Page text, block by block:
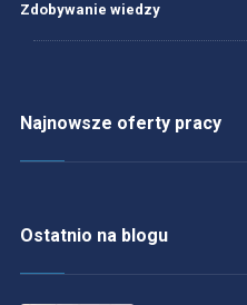
Zdobywanie wiedzy
Najnowsze oferty pracy
Ostatnio na blogu